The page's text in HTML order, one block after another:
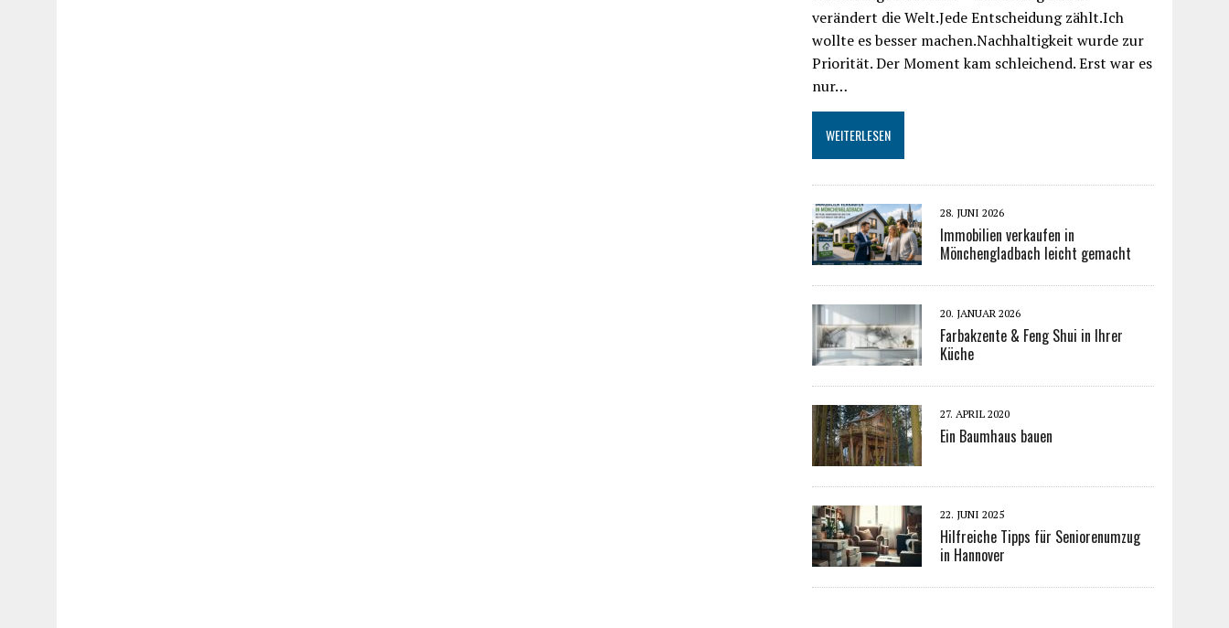
verändert die Welt.Jede Entscheidung zählt.Ich
wollte es besser machen.Nachhaltigkeit wurde zur
Priorität. Der Moment kam schleichend. Erst war es
nur…
WEITERLESEN
28. JUNI 2026
Immobilien verkaufen in
Mönchengladbach leicht gemacht
20. JANUAR 2026
Farbakzente & Feng Shui in Ihrer
Küche
27. APRIL 2020
Ein Baumhaus bauen
22. JUNI 2025
Hilfreiche Tipps für Seniorenumzug
in Hannover